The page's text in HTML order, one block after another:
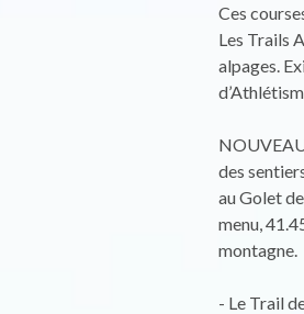
Ces
Les Trails
alpages.
des
au Golet
menu,
montagne.
- Le Trail